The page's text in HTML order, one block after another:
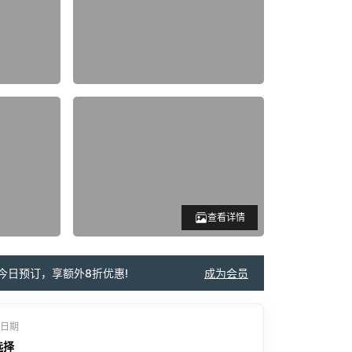
查看详情
日预订，享额外8折优惠! 成为会员
期
择